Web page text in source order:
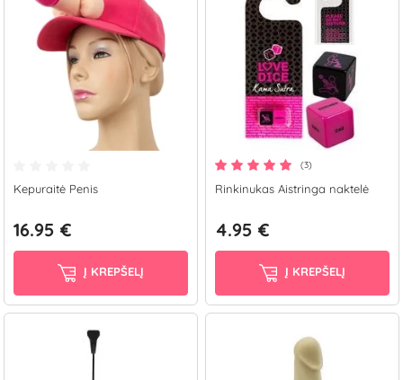
Kepuraitė Penis
16.95 €
Į KREPŠELĮ
(3)
Rinkinukas Aistringa naktelė
4.95 €
Į KREPŠELĮ